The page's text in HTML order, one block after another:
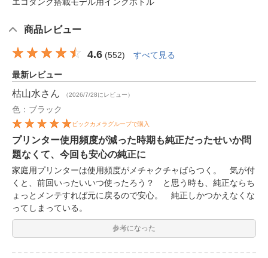
エコタンク搭載モデル用インクボトル
商品レビュー
4.6 (552) すべて見る
最新レビュー
枯山水さん （2026/7/28にレビュー）
色：ブラック
ビックカメラグループで購入
プリンター使用頻度が減った時期も純正だったせいか問
題なくて、今回も安心の純正に
家庭用プリンターは使用頻度がメチャクチャばらつく。 気が付
くと、前回いったいいつ使ったろう？ と思う時も、純正ならち
ょっとメンテすれば元に戻るので安心。 純正しかつかえなくな
ってしまっている。
参考になった